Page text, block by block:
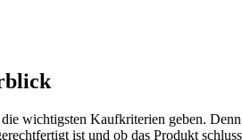
wichtigsten Kaufkriterien geben.
ist und ob das Produkt